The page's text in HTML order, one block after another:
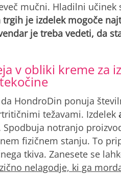
mučni. Hladilni učinek
trgih je izdelek mogoče
je treba vedeti, da
v obliki kreme za
HondroDin ponuja
težavami. Izdelek
Spodbuja notranjo
fizičnem stanju. To
tkiva. Zanesete se
nelagodje, ki ga